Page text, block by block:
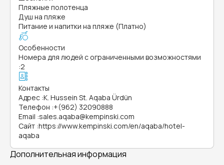
Пляжные полотенца
Душ на пляже
Питание и напитки на пляже (Платно)
Особенности
Номера для людей с ограниченными возможностями
:2
Контакты
Адрес :K. Hussein St. Aqaba Ürdün
Телефон :+(962) 32090888
Email :sales.aqaba@kempinski.com
Сайт :https://www.kempinski.com/en/aqaba/hotel-
aqaba
Дополнительная информация